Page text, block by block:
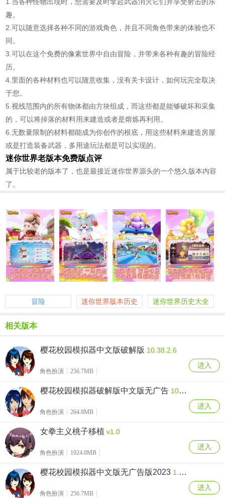
1.当各种怪物出现时，您需要及时拿起武器消灭它们并享受射击的乐
趣。
2.可以随意选择各种不同的游戏角色，并且不同角色带来的体验也不
同。
3.可以在这个免费的像素世界中自由冒险，并带来各种有趣的冒险经
历。
4.里面的各种材料也可以随意收集，没有关卡设计，如何玩完全取决
于您。
5.视线范围内的所有物体都由方块组成，而这些都是能够破坏和采集
的，可以将掉落的材料用来建造或者是熔炼再利用。
6.无数量限制的材料都能成为你创作的根底，用这些材料来建造房屋
或是打造装备武器，多用途玩法都是可以实现的。
迷你世界老版本免费版点评
属于比较老的版本了，也是最接近迷你世界源头的一个悠久版本内容
了。
冒险
迷你世界版本历史
迷你世界历史大全
相关版本
樱花校园模拟器中文版破解版 10.38.2.6
角色扮演 256.7MB
进入
樱花校园模拟器破解版中文版无广告 10.38.2.6
角色扮演 264.8MB
进入
女拳主义桃子移植 v1.0
角色扮演 1024.0MB
进入
樱花校园模拟器中文版无广告版2023 1.039.55
角色扮演 256.7MB
进入